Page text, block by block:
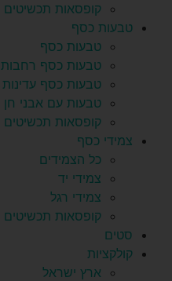
קופסאות תכשיטים
טבעות כסף
טבעות כסף
טבעות כסף רחבות
טבעות כסף עדינות
טבעות עם אבני חן
קופסאות תכשיטים
צמידי כסף
כל הצמידים
צמידי יד
צמידי רגל
קופסאות תכשיטים
סטים
קולקציות
ארץ ישראל